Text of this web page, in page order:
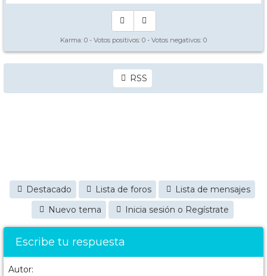
Karma: 0 - Votos positivos: 0 - Votos negativos: 0
RSS
Destacado Lista de foros
Lista de mensajes
Nuevo tema
Inicia sesión o Regístrate
Escribe tu respuesta
Autor: